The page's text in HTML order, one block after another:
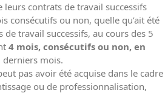
leurs contrats de travail successifs
consécutifs ou non, quelle qu’ait été
de travail successifs, au cours des 5
4 mois, consécutifs ou non, en
derniers mois.
pas avoir été acquise dans le cadre
ou de professionnalisation,